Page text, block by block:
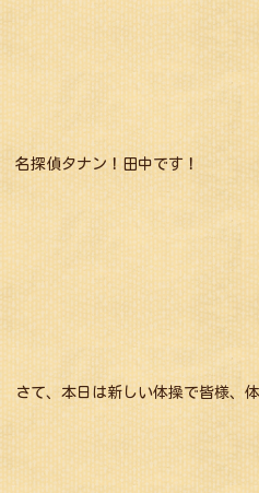
名探偵タナン！田中です！
さて、本日は新しい体操で皆様、